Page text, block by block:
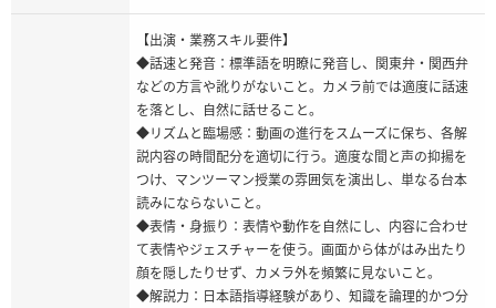
【出演・業務スキル要件】
◆話速と発音：標準語を明瞭に発音し、関東弁・関西弁
などの方言や訛りがないこと。カメラ前では適度に話速
を落とし、自然に話せること。
◆リズムと臨場感：動画の進行をスムーズに保ち、各解
説内容の時間配分を適切に行う。適度な間と声の抑揚を
つけ、マンツーマン授業の雰囲気を演出し、単なる台本
読みにならないこと。
◆表情・身振り：表情や動作を自然にし、内容に合わせ
て表情やジェスチャーを使う。画面から体がはみ出たり
顔を隠したりせず、カメラ外を頻繁に見ないこと。
◆解説力：日本語指導経験があり、知識を論理的かつ分